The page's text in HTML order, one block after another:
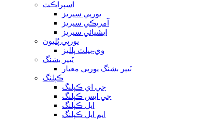
اسپراڪٽ
يورپي سيريز
آمريڪي سيريز
ايشيائي سيريز
يورپي پُليون
وي-بيلٽ پلليز
ٽيپر بشنگ
ٽيپر بشنگ يورپي معيار
ڪپلنگ
جي اي ڪپلنگ
جي ايس ڪپلنگ
ايل ڪپلنگ
ايم ايل ڪپلنگ